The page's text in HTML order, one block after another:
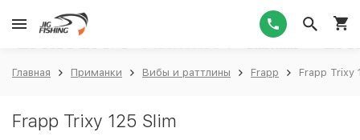
Главная Приманки Вибы и раттлины Frapp Frapp Trixy
Frapp Trixy 125 Slim